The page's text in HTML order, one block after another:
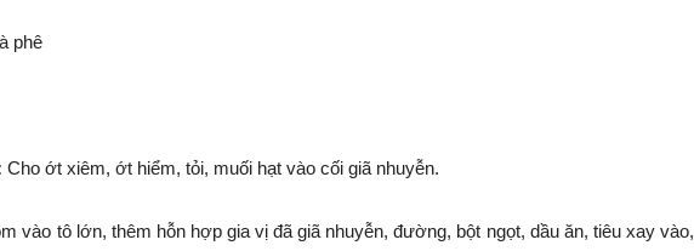
phê
Cho ớt xiêm, ớt hiểm, tỏi, muối hạt vào cối giã nhuyễn.
vào tô lớn, thêm hỗn hợp gia vị đã giã nhuyễn, đường, bột ngọt, dầu ăn, tiêu xay vào,